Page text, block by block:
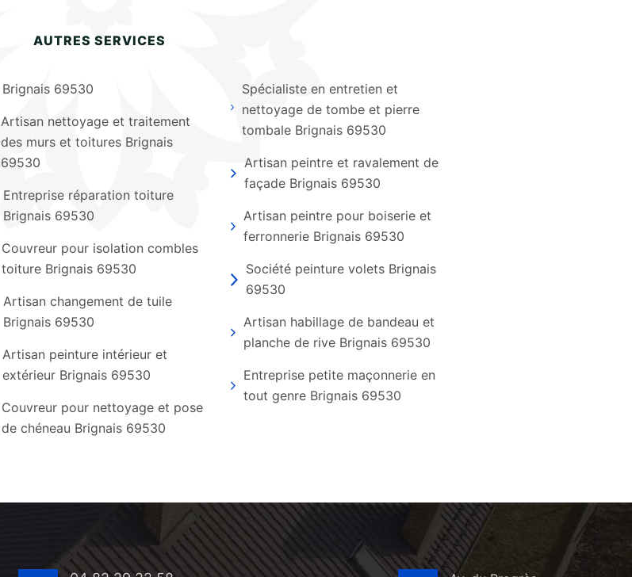
AUTRES SERVICES
Brignais 69530
Artisan nettoyage et traitement
des murs et toitures Brignais
69530
Entreprise réparation toiture
Brignais 69530
Couvreur pour isolation combles
toiture Brignais 69530
Artisan changement de tuile
Brignais 69530
Artisan peinture intérieur et
extérieur Brignais 69530
Couvreur pour nettoyage et pose
de chéneau Brignais 69530
Spécialiste en entretien et
nettoyage de tombe et pierre
tombale Brignais 69530
Artisan peintre et ravalement de
façade Brignais 69530
Artisan peintre pour boiserie et
ferronnerie Brignais 69530
Société peinture volets Brignais
69530
Artisan habillage de bandeau et
planche de rive Brignais 69530
Entreprise petite maçonnerie en
tout genre Brignais 69530